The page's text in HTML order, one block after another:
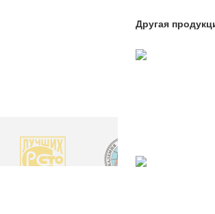
Другая